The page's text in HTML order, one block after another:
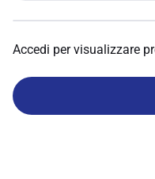
Accedi per visualizzare